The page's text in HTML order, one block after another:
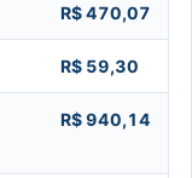
R$ 470,07
R$ 59,30
R$ 940,14